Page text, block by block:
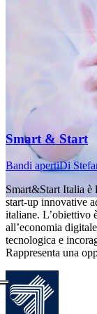
Smart & Start
Bandi apertiDi
Smart&Start Italia è
start-up innovative
italiane. L’obiettivo
all’economia
tecnologica e
Rappresenta una